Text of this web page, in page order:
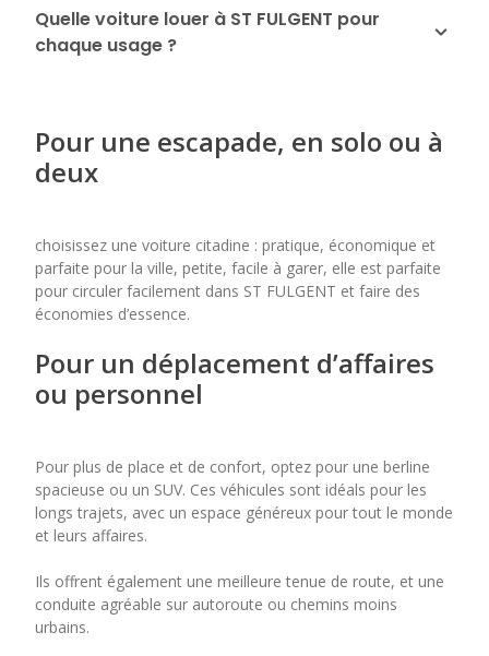
Quelle voiture louer à ST FULGENT pour
chaque usage ?
Pour une escapade, en solo ou à
deux
choisissez une voiture citadine : pratique, économique et
parfaite pour la ville, petite, facile à garer, elle est parfaite
pour circuler facilement dans ST FULGENT et faire des
économies d’essence.
Pour un déplacement d’affaires
ou personnel
Pour plus de place et de confort, optez pour une berline
spacieuse ou un SUV. Ces véhicules sont idéals pour les
longs trajets, avec un espace généreux pour tout le monde
et leurs affaires.
Ils offrent également une meilleure tenue de route, et une
conduite agréable sur autoroute ou chemins moins
urbains.